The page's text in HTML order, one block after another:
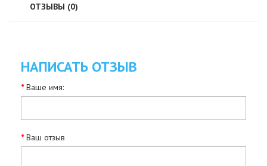
ОТЗЫВЫ (0)
НАПИСАТЬ ОТЗЫВ
Ваше имя:
Ваш отзыв